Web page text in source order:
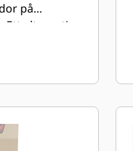
på
Ett alternativ
2,6m
lastare.